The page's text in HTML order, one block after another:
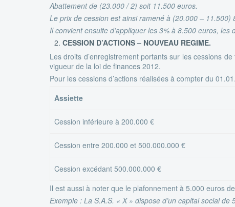
Abattement de (23.000 / 2) soit 11.500 euros.
Le prix de cession est ainsi ramené à (20.000 –
Il convient ensuite d’appliquer les 3% à 8.500 euros,
CESSION D’ACTIONS – NOUVEAU REGIME.
Les droits d’enregistrement portants sur les cessions
vigueur de la loi de finances 2012.
Pour les cessions d’actions réalisées à compter du
Assiette
Cession inférieure à 200.000 €
Cession entre 200.000 et 500.000.000 €
Cession excédant 500.000.000 €
Il est aussi à noter que le plafonnement à 5.000 euros
Exemple : La S.A.S. « X » dispose d’un capital social